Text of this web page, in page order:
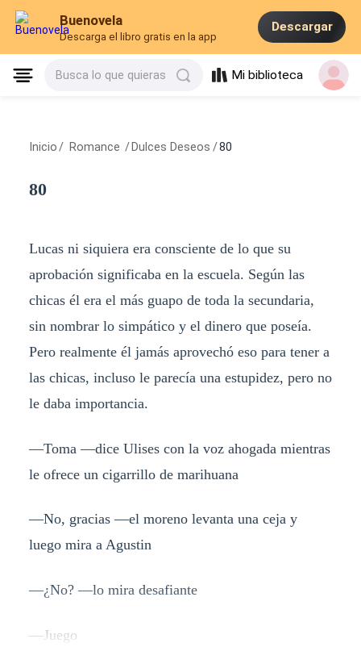
Buenovela
Descarga el libro gratis en la app
Descargar
Busca lo que quieras Mi biblioteca
Inicio / Romance / Dulces Deseos /80
80
Lucas ni siquiera era consciente de lo que su
aprobación significaba en la escuela. Según las
chicas él era el más guapo de toda la secundaria,
sin nombrar lo simpático y el dinero que poseía.
Pero realmente él jamás aprovechó eso para tener a
las chicas, incluso le parecía una estupidez, pero no
le daba importancia.
—Toma —dice Ulises con la voz ahogada mientras
le ofrece un cigarrillo de marihuana
—No, gracias —el moreno levanta una ceja y
luego mira a Agustin
—¿No? —lo mira desafiante
—Juego